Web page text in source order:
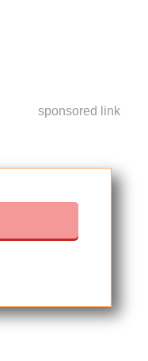
sponsored link